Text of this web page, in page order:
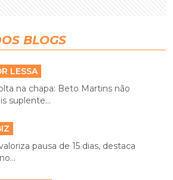
BLOGS
LESSA
na chapa: Beto Martins não
suplente...
pausa de 15 dias, destaca